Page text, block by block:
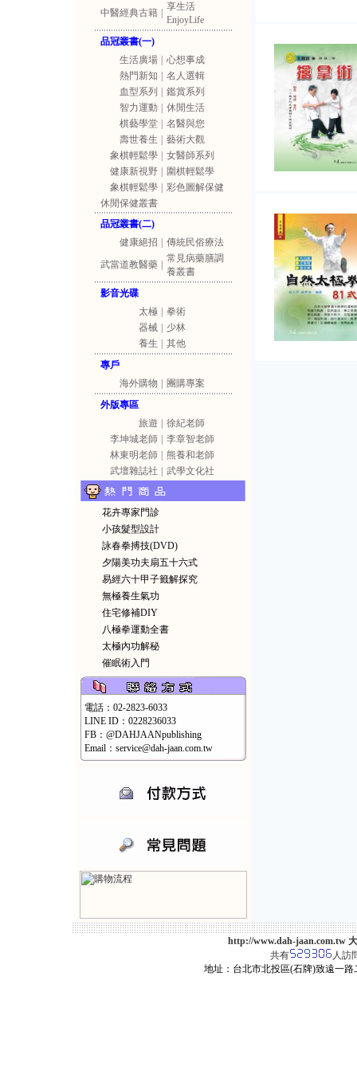
中醫經典古籍
享生活
EnjoyLife
品冠叢書(一)
生活廣場
心想事成
熱門新知
名人選輯
血型系列
鑑賞系列
智力運動
休閒生活
棋藝學堂
名醫與您
壽世養生
藝術大觀
象棋輕鬆學
女醫師系列
健康新視野
圍棋輕鬆學
象棋輕鬆學
彩色圖解保健
休閒保健叢書
品冠叢書(二)
健康絕招
傳統民俗療法
武當道教醫藥
常見病藥膳調
養叢書
影音光碟
太極
拳術
器械
少林
養生
其他
專戶
海外購物
團購專案
外版專區
旅遊
徐紀老師
李坤城老師
李章智老師
林東明老師
熊養和老師
武壇雜誌社
武學文化社
花卉專家門診
小孩髮型設計
詠春拳搏技(DVD)
夕陽美功夫扇五十六式
易經六十甲子籤解探究
無極養生氣功
住宅修補DIY
八極拳運動全書
太極內功解秘
催眠術入門
電話：02-2823-6033
LINE ID：0228236033
FB：@DAHJAANpublishing
Email：service@dah-jaan.com.tw
http://www.dah-jaan.com.tw
共有
人訪
地址：台北市北投區(石牌)致遠一路